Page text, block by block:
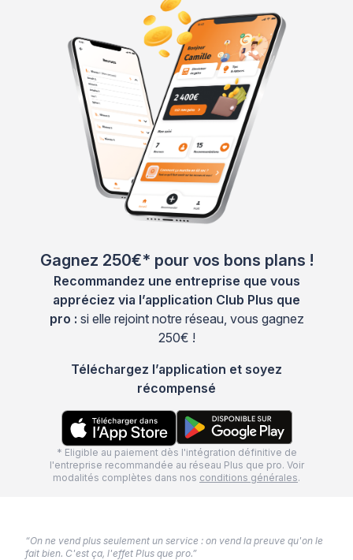
Gagnez 250€* pour vos bons plans !
Recommandez une entreprise que vous
appréciez via l’application Club Plus que
pro : si elle rejoint notre réseau, vous gagnez
250€ !
Téléchargez l’application et soyez
récompensé
* Eligible au paiement dès l'intégration définitive de
l'entreprise recommandée au réseau Plus que pro. Voir
modalités complètes dans nos conditions générales.
“On ne vend plus seulement un service : on vend la preuve qu'on le
fait bien. C'est ça, l'effet Plus que pro.”